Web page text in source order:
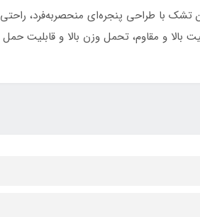
تجربه کنید! این تشک با طراحی پنجره‌ای
بالا و مقاوم، تحمل وزن بالا و قابلیت